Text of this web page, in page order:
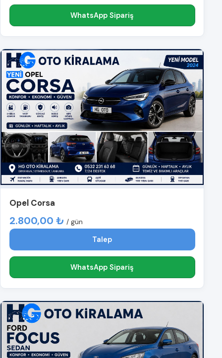
WhatsApp Sipariş
Opel Corsa
2.800,00 ₺ / gün
Talep
WhatsApp Sipariş